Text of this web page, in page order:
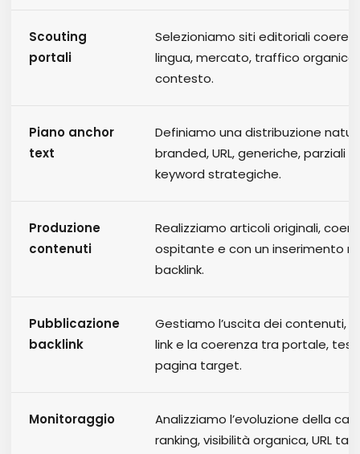
Scouting
portali
Selezioniamo siti editoriali
lingua, mercato, traffico
contesto.
Piano anchor
text
Definiamo una distribuzione
branded, URL, generiche, parziali
keyword strategiche.
Produzione
contenuti
Realizziamo articoli originali,
ospitante e con un inserimento
backlink.
Pubblicazione
backlink
Gestiamo l’uscita dei contenuti,
link e la coerenza tra portale,
pagina target.
Monitoraggio
Analizziamo l’evoluzione della
ranking, visibilità organica, URL